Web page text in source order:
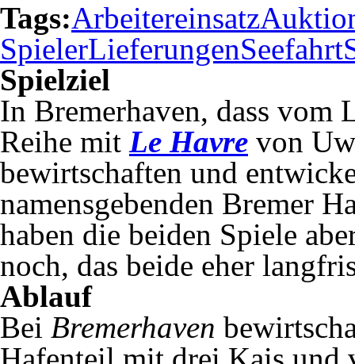
Tags:Arbeitereinsatz
SpielerLieferungenSeefahrt
Spielziel
In Bremerhaven, dass vom
Reihe mit Le Havre von
bewirtschaften und
namensgebenden Bremer
haben die beiden Spiele
noch, das beide eher
Ablauf
Bei Bremerhaven